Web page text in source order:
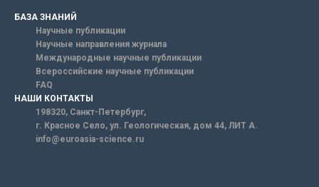
БАЗА ЗНАНИЙ
Научные публикации
Научные направления журнала
Международные научные публикации
Всероссийские научные публикации
FAQ
НАШИ КОНТАКТЫ
198320, Санкт-Петербург,
г. Красное Село, ул. Геологическая, дом 44, ЛИТ А.
info@euroasia-science.ru